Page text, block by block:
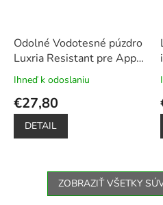
Odolné Vodotesné púzdro
Luxria Resistant pre Apple
iPhone - Čierne
+ Plavák k
obalu ako darček
Priemerné
hodnotenie
produktu
hviezdičiek.
Ihneď k odoslaniu
€27,80
DETAIL
ZOBRAZIŤ VŠETKY